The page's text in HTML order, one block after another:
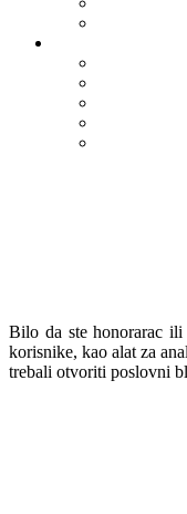
Bilo da ste honorarac
korisnike, kao alat za
trebali otvoriti poslovni